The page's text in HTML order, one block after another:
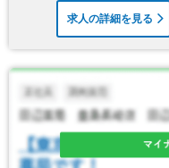
求人の詳細を見る